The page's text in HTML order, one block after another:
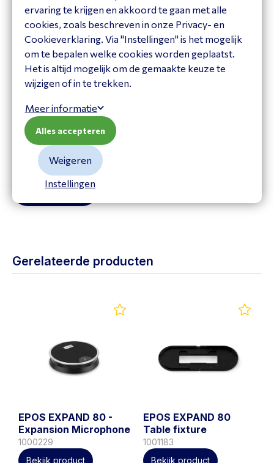
Met multi-point-connectiviteit
een eenvoudige gebruikersinterface en one-touch-
toegang tot een spraakassistent van uw voorkeur
Vraag het onze expert!
van een keuze? Neem contact op met onze adviseur:
Tel:+31203582510
info@atistelecom.nl
Stel een vraag
Gerelateerde producten
EPOS EXPAND 80 -
Expansion Microphone
1000229
Bekijk product
EPOS EXPAND 80
Table fixture
1001183
Bekijk product
ervaring te krijgen en akkoord te gaan met alle
cookies, zoals beschreven in onze Privacy- en
Cookieverklaring. Via "Instellingen" is het mogelijk
om te bepalen welke cookies worden geplaatst.
Het is altijd mogelijk om de gemaakte keuze te
wijzigen of in te trekken.
Meer informatie
Instellingen
Weigeren
Alles accepteren